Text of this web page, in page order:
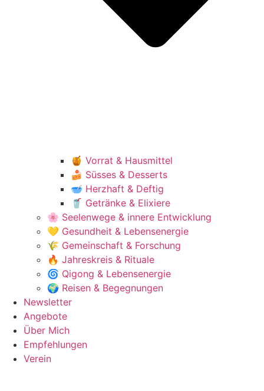
🍯 Vorrat & Hausmittel
🍰 Süsses & Desserts
🥣 Herzhaft & Deftig
🥤 Getränke & Elixiere
🌸 Seelenwege & innere Entwicklung
💛 Gesundheit & Lebensenergie
🌾 Gemeinschaft & Forschung
🔥 Jahreskreis & Rituale
🌀 Qigong & Lebensenergie
🌍 Reisen & Begegnungen
Newsletter
Angebote
Über Mich
Empfehlungen
Verein